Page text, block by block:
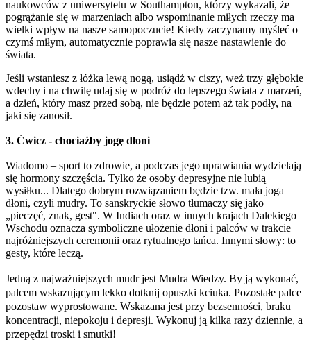
naukowców z uniwersytetu w Southampton, którzy wykazali, że
pogrążanie się w marzeniach albo wspominanie miłych rzeczy ma
wielki wpływ na nasze samopoczucie! Kiedy zaczynamy myśleć o
czymś miłym, automatycznie poprawia się nasze nastawienie do
świata.
Jeśli wstaniesz z łóżka lewą nogą, usiądź w ciszy, weź trzy głębokie
wdechy i na chwilę udaj się w podróż do lepszego świata z marzeń,
a dzień, który masz przed sobą, nie będzie potem aż tak podły, na
jaki się zanosił.
3. Ćwicz - chociażby jogę dłoni
Wiadomo – sport to zdrowie, a podczas jego uprawiania wydzielają
się hormony szczęścia. Tylko że osoby depresyjne nie lubią
wysiłku... Dlatego dobrym rozwiązaniem będzie tzw. mała joga
dłoni, czyli mudry. To sanskryckie słowo tłumaczy się jako
„pieczęć, znak, gest". W Indiach oraz w innych krajach Dalekiego
Wschodu oznacza symboliczne ułożenie dłoni i palców w trakcie
najróżniejszych ceremonii oraz rytualnego tańca. Innymi słowy: to
gesty, które leczą.
Jedną z najważniejszych mudr jest Mudra Wiedzy. By ją wykonać,
palcem wskazującym lekko dotknij opuszki kciuka. Pozostałe palce
pozostaw wyprostowane. Wskazana jest przy bezsenności, braku
koncentracji, niepokoju i depresji. Wykonuj ją kilka razy dziennie, a
przepędzi troski i smutki!